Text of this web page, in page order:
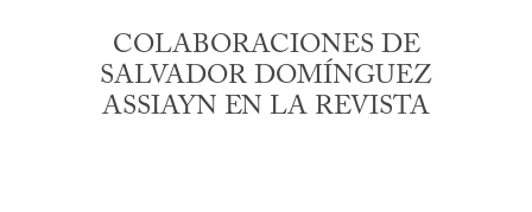
COLABORACIONES DE
SALVADOR DOMÍNGUEZ
ASSIAYN EN LA REVISTA